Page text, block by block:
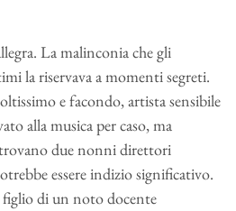
La malinconia che gli
la riservava a momenti segreti.
e facondo, artista sensibile
alla musica per caso, ma
due nonni direttori
essere indizio significativo.
di un noto docente